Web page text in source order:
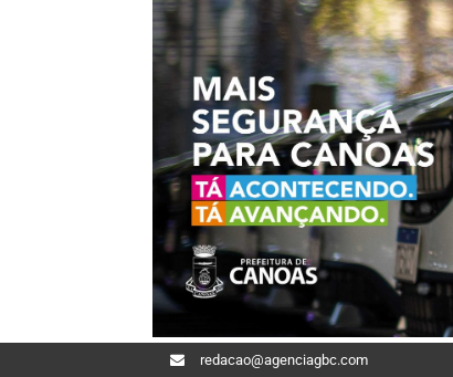
redacao@agenciagbc.com